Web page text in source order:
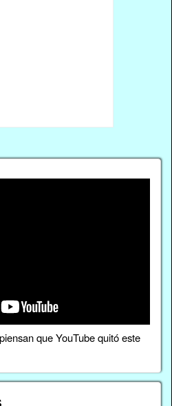
que YouTube quitó este